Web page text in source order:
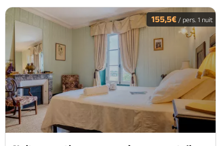
155,5€ / pers. 1 nuit